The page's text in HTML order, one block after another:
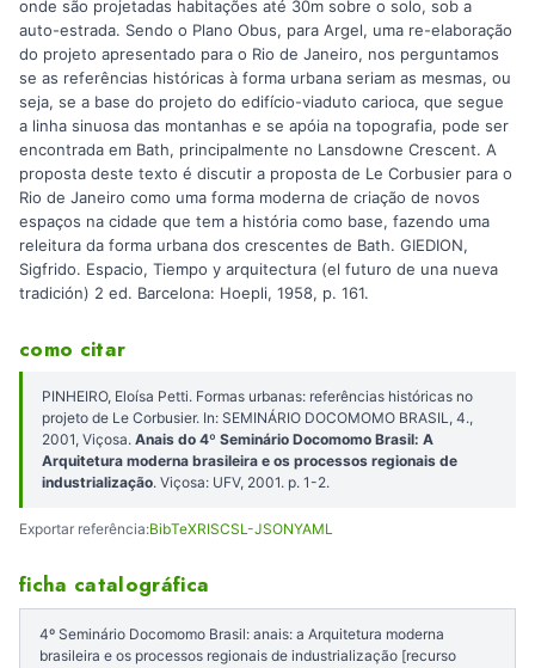
onde são projetadas habitações até 30m sobre o solo, sob a
auto-estrada. Sendo o Plano Obus, para Argel, uma re-elaboração
do projeto apresentado para o Rio de Janeiro, nos perguntamos
se as referências históricas à forma urbana seriam as mesmas, ou
seja, se a base do projeto do edifício-viaduto carioca, que segue
a linha sinuosa das montanhas e se apóia na topografia, pode ser
encontrada em Bath, principalmente no Lansdowne Crescent. A
proposta deste texto é discutir a proposta de Le Corbusier para o
Rio de Janeiro como uma forma moderna de criação de novos
espaços na cidade que tem a história como base, fazendo uma
releitura da forma urbana dos crescentes de Bath. GIEDION,
Sigfrido. Espacio, Tiempo y arquitectura (el futuro de una nueva
tradición) 2 ed. Barcelona: Hoepli, 1958, p. 161.
como citar
PINHEIRO, Eloísa Petti. Formas urbanas: referências históricas no
projeto de Le Corbusier. In: SEMINÁRIO DOCOMOMO BRASIL, 4.,
2001, Viçosa. Anais do 4º Seminário Docomomo Brasil: A
Arquitetura moderna brasileira e os processos regionais de
industrialização. Viçosa: UFV, 2001. p. 1-2.
Exportar referência:BibTeXRISCSL-JSONYAML
ficha catalográfica
4º Seminário Docomomo Brasil: anais: a Arquitetura moderna
brasileira e os processos regionais de industrialização [recurso